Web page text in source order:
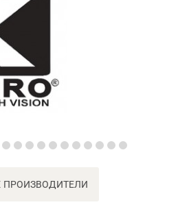
ПРОИЗВОДИТЕЛИ